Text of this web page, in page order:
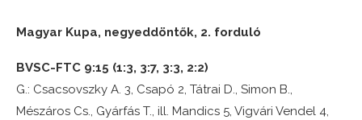
Magyar Kupa, negyeddöntők, 2. forduló
BVSC-FTC 9:15 (1:3, 3:7, 3:3, 2:2)
G.: Csacsovszky A. 3, Csapó 2, Tátrai D., Simon B.,
Mészáros Cs., Gyárfás T., ill. Mandics 5, Vigvári Vendel 4,